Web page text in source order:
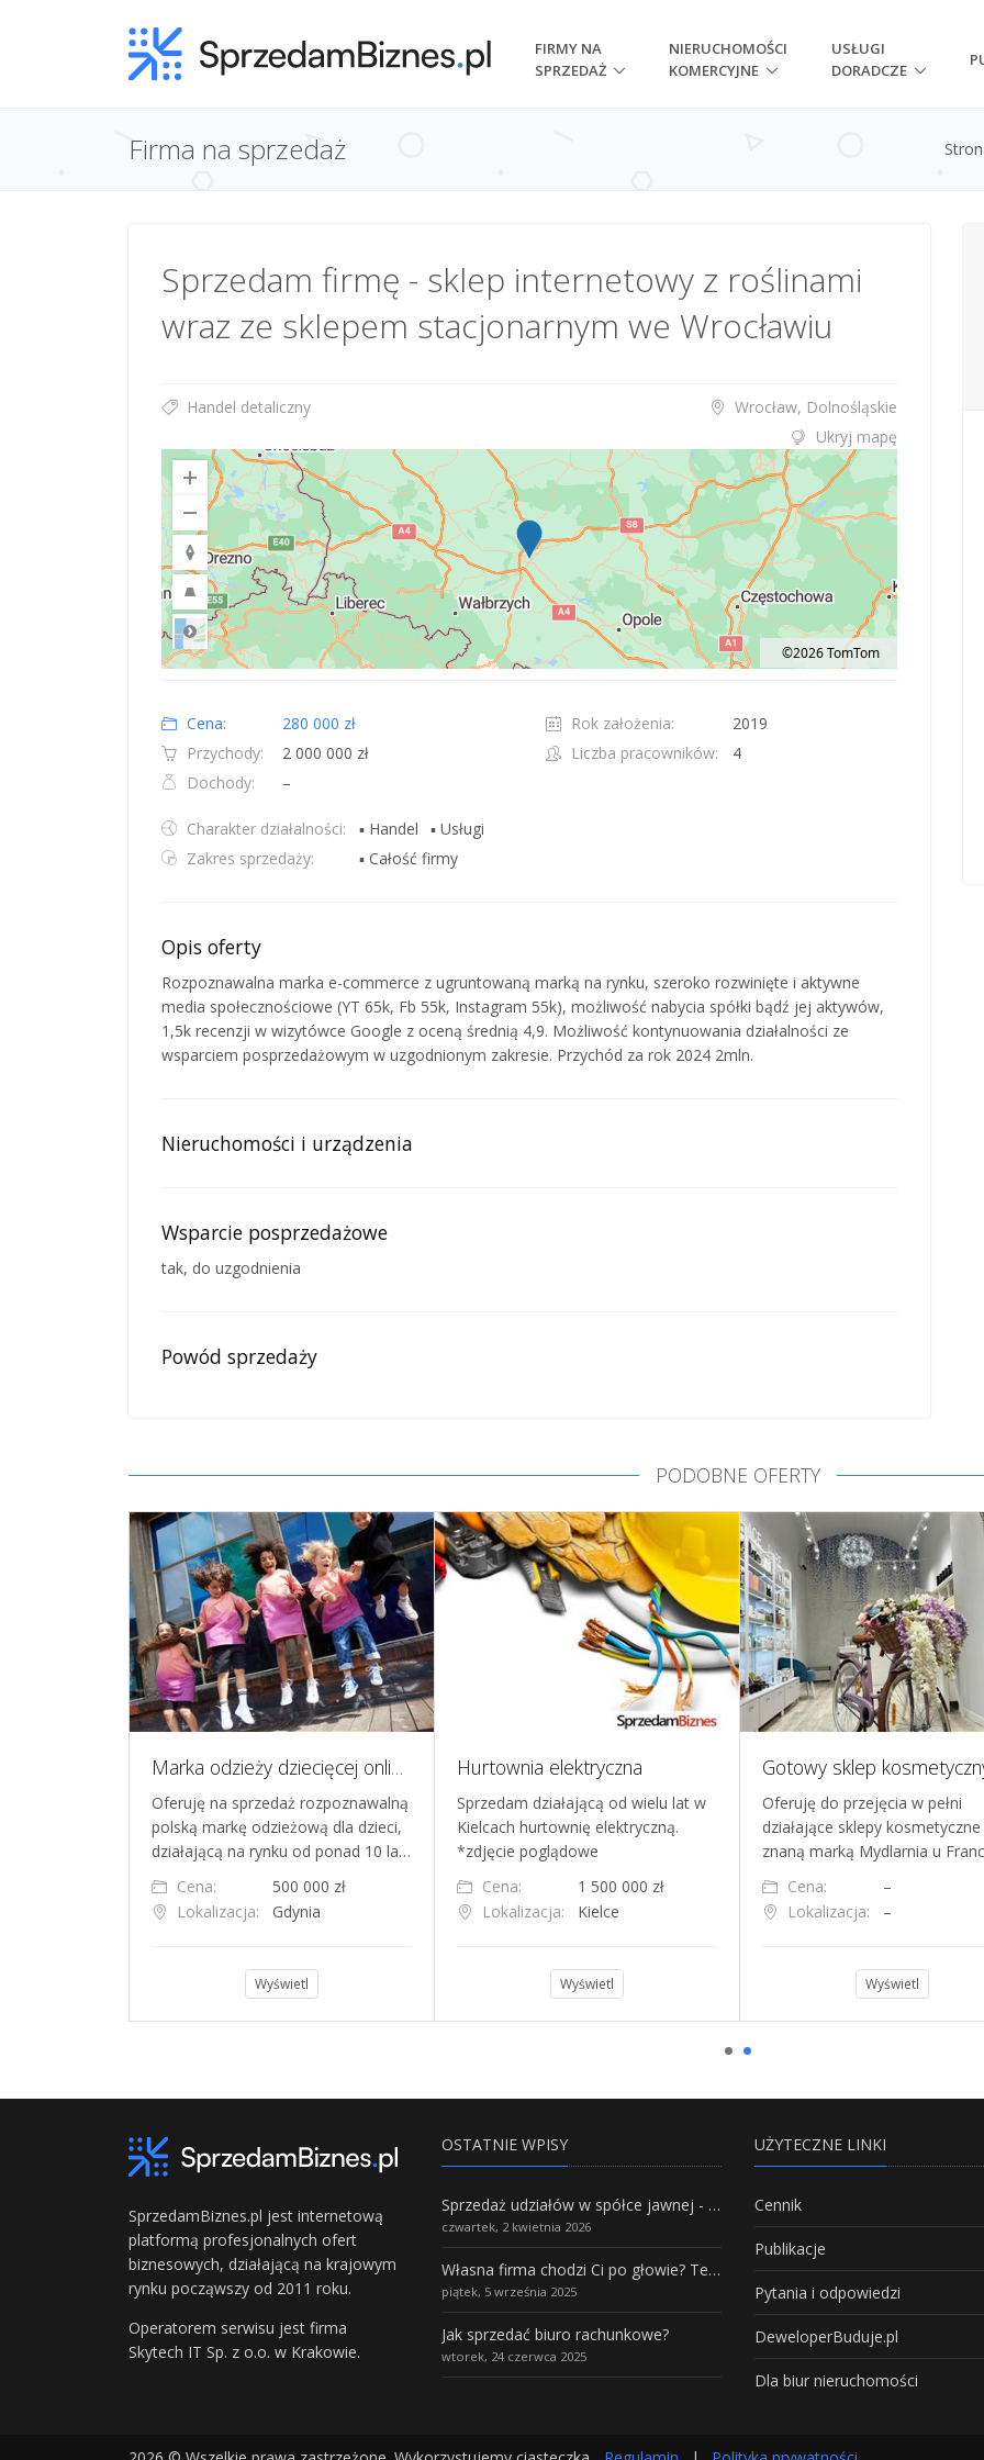
FIRMY NA
SPRZEDAŻ
NIERUCHOMOŚCI
KOMERCYJNE
USŁUGI
DORADCZE
Firma na sprzedaż
Sprzedam firmę - sklep internetowy z roślinami
wraz ze sklepem stacjonarnym we Wrocławiu
Handel detaliczny
Wrocław, Dolnośląskie
Ukryj mapę
Road
©2026 TomTom
Cena:
280 000 zł
Przychody:
2 000 000 zł
Dochody:
–
Rok założenia:
2019
Liczba pracowników:
4
Charakter działalności: ▪ Handel
▪ Usługi
Zakres sprzedaży:
▪ Całość firmy
Opis oferty
Rozpoznawalna marka e-commerce z ugruntowaną marką na rynku, szeroko rozwinięte i aktywne
media społecznościowe (YT 65k, Fb 55k, Instagram 55k), możliwość nabycia spółki bądź jej aktywów,
1,5k recenzji w wizytówce Google z oceną średnią 4,9. Możliwość kontynuowania działalności ze
wsparciem posprzedażowym w uzgodnionym zakresie. Przychód za rok 2024 2mln.
Nieruchomości i urządzenia
Wsparcie posprzedażowe
tak, do uzgodnienia
Powód sprzedaży
PODOBNE OFERTY
Marka odzieży dziecięcej online - 20 mln zł historycznej sprzedaży, zasięg w ponad 30 krajach
rozpoznawalną
odzieżową dla dzieci,
rynku od ponad 10 la…
Hurtownia elektryczna
Sprzedam działającą od wielu lat w
Kielcach hurtownię elektryczną.
*zdjęcie poglądowe
Cena:
1 500 000 zł
Lokalizacja:
Gotowy sklep kosmetyczny z wyposażeniem i klientami, 6 lokalizacji
Oferuję do przejęcia w pełni
działające sklepy kosmetyczne pod
znaną marką Mydlarnia u Francisz…
Cena:
–
Lokalizacja:
Stacjonarny sklep
Oferujemy na
funkcjonujący i
wędkarski, będący
Cena:
Lokalizacja:
SprzedamBiznes.pl jest internetową
platformą profesjonalnych ofert
biznesowych, działającą na krajowym
rynku począwszy od 2011 roku.
Operatorem serwisu jest firma
Skytech IT Sp. z o.o. w Krakowie.
OSTATNIE WPISY
Sprzedaż udziałów w spółce jawnej - Wszystko, co trzeba wiedzieć.
czwartek, 2 kwietnia 2026
Własna firma chodzi Ci po głowie? Te branże mają największy potencjał rozwoju
piątek, 5 września 2025
Jak sprzedać biuro rachunkowe?
wtorek, 24 czerwca 2025
UŻYTECZNE LINKI
Cennik
Publikacje
Pytania i odpowiedzi
DeweloperBuduje.pl
Dla biur nieruchomości